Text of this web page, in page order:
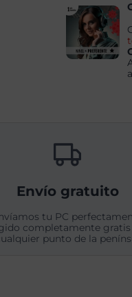
5060Ti
8
GB
+
Windows
11
Envío gratuito
tu PC
completamente gratis
punto de la